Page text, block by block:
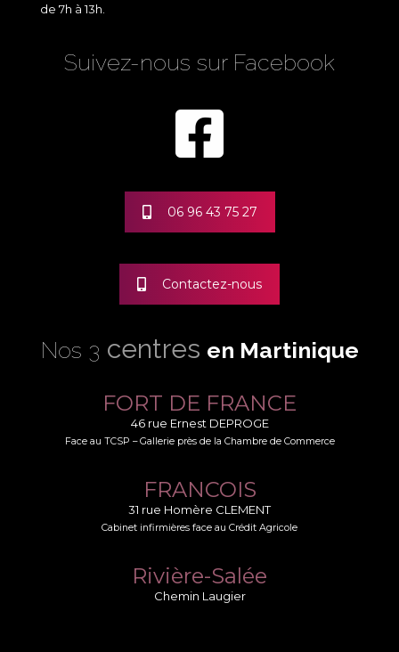
de 7h à 13h.
Suivez-nous sur Facebook
06 96 43 75 27
Contactez-nous
Nos 3 centres en Martinique
FORT DE FRANCE
46 rue Ernest DEPROGE
Face au TCSP – Gallerie près de la Chambre de Commerce
FRANCOIS
31 rue Homère CLEMENT
Cabinet infirmières face au Crédit Agricole
Rivière-Salée
Chemin Laugier